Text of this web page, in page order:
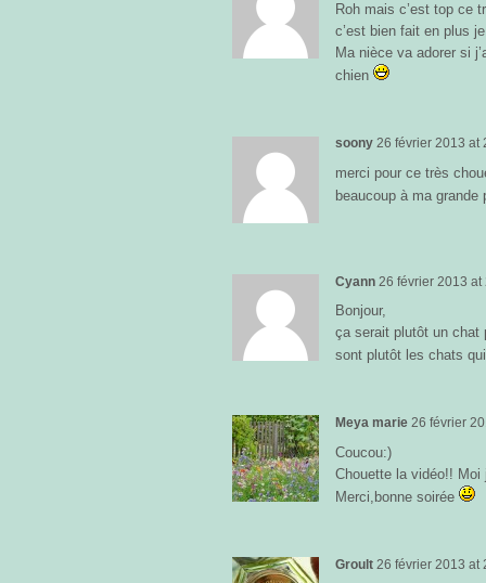
Roh mais c’est top ce
c’est bien fait en plus
Ma nièce va adorer si
chien
soony 26 février 2013 at
merci pour ce très
beaucoup à ma
Cyann 26 février 2013 at
Bonjour,
ça serait plutôt un chat
sont plutôt les chats
Meya marie 26 février
Coucou:)
Chouette la vidéo!! Moi
Merci,bonne soirée
Groult 26 février 2013 at